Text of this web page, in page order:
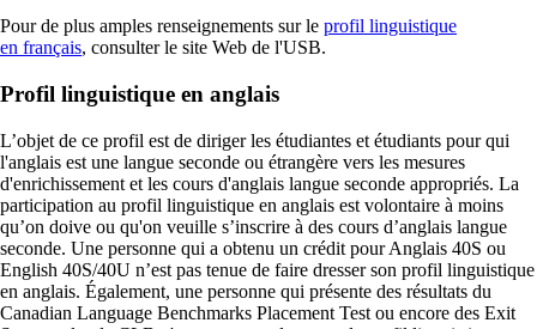
Pour de plus amples renseignements sur le profil linguistique
en français, consulter le site Web de l'USB.
Profil linguistique en anglais
L’objet de ce profil est de diriger les étudiantes et étudiants pour qui
l'anglais est une langue seconde ou étrangère vers les mesures
d'enrichissement et les cours d'anglais langue seconde appropriés. La
participation au profil linguistique en anglais est volontaire à moins
qu’on doive ou qu'on veuille s’inscrire à des cours d’anglais langue
seconde. Une personne qui a obtenu un crédit pour Anglais 40S ou
English 40S/40U n’est pas tenue de faire dresser son profil linguistique
en anglais. Également, une personne qui présente des résultats du
Canadian Language Benchmarks Placement Test ou encore des Exit